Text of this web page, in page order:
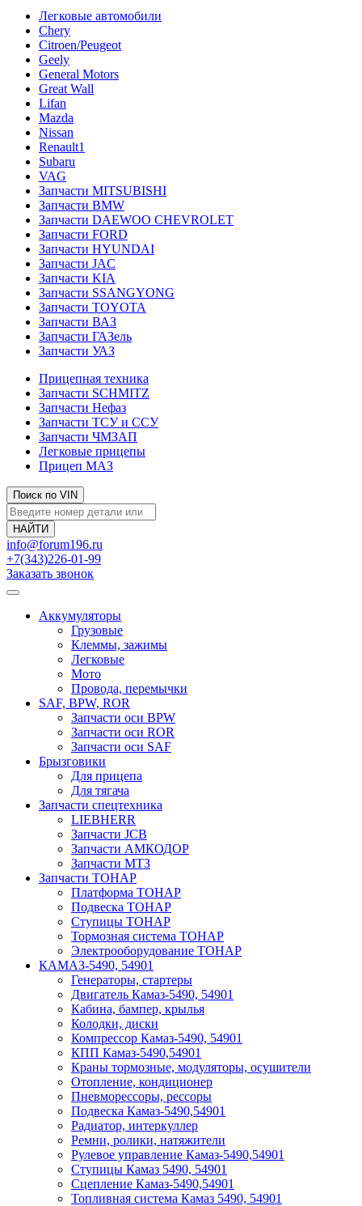
Легковые автомобили
Chery
Citroen/Peugeot
Geely
General Motors
Great Wall
Lifan
Mazda
Nissan
Renault1
Subaru
VAG
Запчасти MITSUBISHI
Запчасти BMW
Запчасти DAEWOO CHEVROLET
Запчасти FORD
Запчасти HYUNDAI
Запчасти JAC
Запчасти KIA
Запчасти SSANGYONG
Запчасти TOYOTA
Запчасти ВАЗ
Запчасти ГАЗель
Запчасти УАЗ
Прицепная техника
Запчасти SCHMITZ
Запчасти Нефаз
Запчасти ТСУ и ССУ
Запчасти ЧМЗАП
Легковые прицепы
Прицеп МАЗ
Поиск по VIN
info@forum196.ru
+7(343)226-01-99
Заказать звонок
Аккумуляторы
Грузовые
Клеммы, зажимы
Легковые
Мото
Провода, перемычки
SAF, BPW, ROR
Запчасти оси BPW
Запчасти оси ROR
Запчасти оси SAF
Брызговики
Для прицепа
Для тягача
Запчасти спецтехника
LIEBHERR
Запчасти JCB
Запчасти АМКОДОР
Запчасти МТЗ
Запчасти ТОНАР
Платформа ТОНАР
Подвеска ТОНАР
Ступицы ТОНАР
Тормозная система ТОНАР
Электрооборудование ТОНАР
КАМАЗ-5490, 54901
Генераторы, стартеры
Двигатель Камаз-5490, 54901
Кабина, бампер, крылья
Колодки, диски
Компрессор Камаз-5490, 54901
КПП Камаз-5490,54901
Краны тормозные, модуляторы, осушители
Отопление, кондиционер
Пневморессоры, рессоры
Подвеска Камаз-5490,54901
Радиатор, интеркуллер
Ремни, ролики, натяжители
Рулевое управление Камаз-5490,54901
Ступицы Камаз 5490, 54901
Сцепление Камаз-5490,54901
Топливная система Камаз 5490, 54901